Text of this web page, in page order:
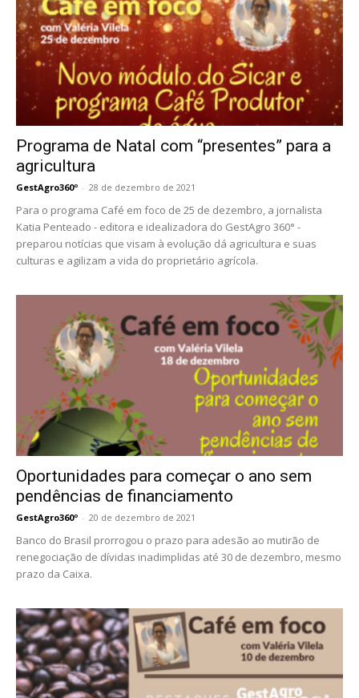
Programa de Natal com “presentes” para a
agricultura
GestAgro360º - 28 de dezembro de 2021
Para o programa Café em foco de 25 de dezembro, a jornalista
Katia Penteado - editora e idealizadora do GestAgro 360° -
preparou notícias que visam à evolução dá agricultura e suas
culturas e agilizam a vida do proprietário agrícola.
Oportunidades para começar o ano sem
pendências de financiamento
GestAgro360º - 20 de dezembro de 2021
Banco do Brasil prorrogou o prazo para adesão ao mutirão de
renegociação de dívidas inadimplidas até 30 de dezembro, mesmo
prazo da Caixa.